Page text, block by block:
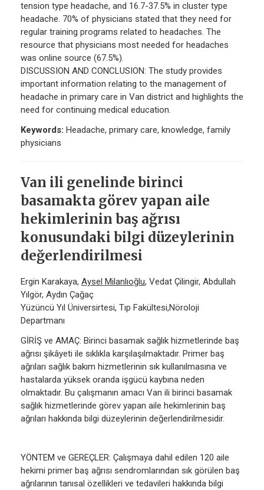
tension type headache, and 16.7-37.5% in cluster type
headache. 70% of physicians stated that they need for
regular training programs related to headaches. The
resource that physicians most needed for headaches
was online source (67.5%).
DISCUSSION AND CONCLUSION: The study provides
important information relating to the management of
headache in primary care in Van district and highlights the
need for continuing medical education.
Keywords: Headache, primary care, knowledge, family
physicians
Van ili genelinde birinci
basamakta görev yapan aile
hekimlerinin baş ağrısı
konusundaki bilgi düzeylerinin
değerlendirilmesi
Ergin Karakaya, Aysel Milanlıoğlu, Vedat Çilingir, Abdullah
Yılgör, Aydın Çağaç
Yüzüncü Yıl Üniversirtesi, Tıp Fakültesi,Nöroloji
Departmanı
GİRİŞ ve AMAÇ: Birinci basamak sağlık hizmetlerinde baş
ağrısı şikâyeti ile sıklıkla karşılaşılmaktadır. Primer baş
ağrıları sağlık bakım hizmetlerinin sık kullanılmasına ve
hastalarda yüksek oranda işgücü kaybına neden
olmaktadır. Bu çalışmanın amacı Van ili birinci basamak
sağlık hizmetlerinde görev yapan aile hekimlerinin baş
ağrıları hakkında bilgi düzeylerinin değerlendirilmesidir.
YÖNTEM ve GEREÇLER: Çalışmaya dahil edilen 120 aile
hekimi primer baş ağrısı sendromlarından sık görülen baş
ağrılarının tanısal özellikleri ve tedavileri hakkında bilgi